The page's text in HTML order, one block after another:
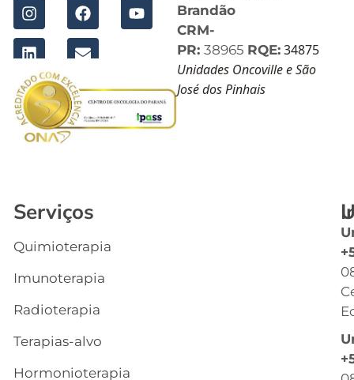
Brandão
CRM-
PR: 38965 RQE: 34875
Unidades Oncoville e São
José dos Pinhais
Serviços
Quimioterapia
Imunoterapia
Radioterapia
Terapias-alvo
Hormonioterapia